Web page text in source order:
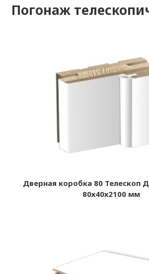
Погонаж
Дверная коробка 80 Телескоп
80х40х2100 мм